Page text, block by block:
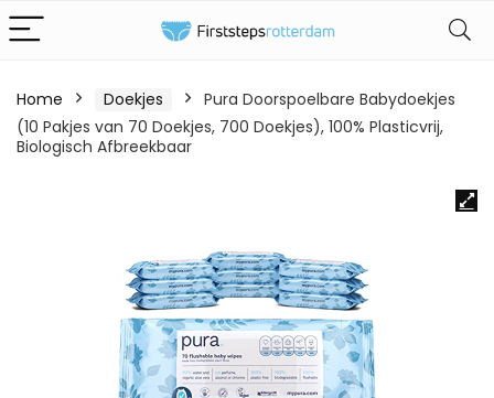
Home Doekjes
Pura Doorspoelbare Babydoekjes
(10 Pakjes van 70 Doekjes, 700 Doekjes), 100% Plasticvrij,
Biologisch Afbreekbaar